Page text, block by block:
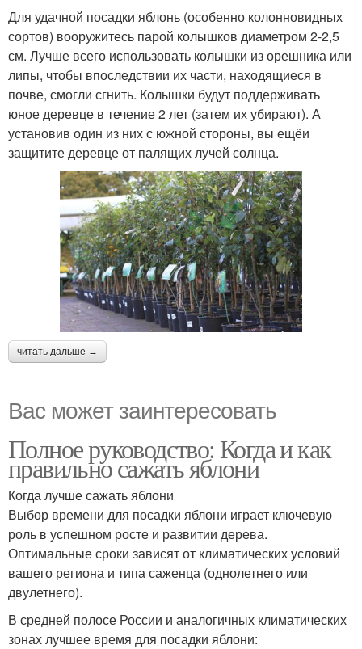
Для удачной посадки яблонь (особенно колонновидных
сортов) вооружитесь парой колышков диаметром 2-2,5
см. Лучше всего использовать колышки из орешника или
липы, чтобы впоследствии их части, находящиеся в
почве, смогли сгнить. Колышки будут поддерживать
юное деревце в течение 2 лет (затем их убирают). А
установив один из них с южной стороны, вы ещёи
защитите деревце от палящих лучей солнца.
читать дальше →
Вас может заинтересовать
Полное руководство: Когда и как
правильно сажать яблони
Когда лучше сажать яблони
Выбор времени для посадки яблони играет ключевую
роль в успешном росте и развитии дерева.
Оптимальные сроки зависят от климатических условий
вашего региона и типа саженца (однолетнего или
двулетнего).
В средней полосе России и аналогичных климатических
зонах лучшее время для посадки яблони: